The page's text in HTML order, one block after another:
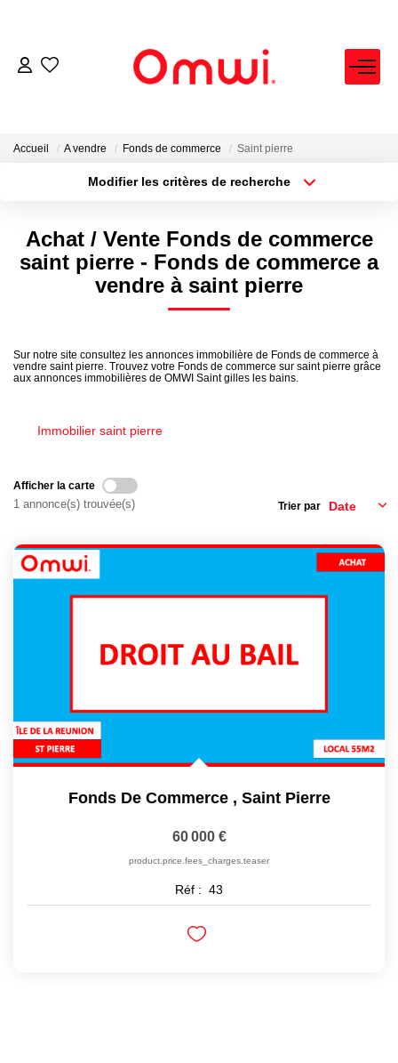
EXPERTISE IMMOBILIÈRE
ACHETER
VENDRE
FAIRE GÉRER
NEUF
Accueil A vendre Fonds de commerce Saint pierre
Modifier les critères de recherche
Surface min Budget max
Plus de critères Créer une alerte
Achat / Vente Fonds de commerce
saint pierre - Fonds de commerce a
vendre à saint pierre
Sur notre site consultez les annonces immobilière de Fonds de commerce à
vendre saint pierre. Trouvez votre Fonds de commerce sur saint pierre grâce
aux annonces immobilières de OMWI Saint gilles les bains.
Immobilier saint pierre
Afficher la carte
1 annonce(s) trouvée(s) Trier par
Fonds De Commerce , Saint Pierre
60 000 €
product.price.fees_charges.teaser
Réf : 43